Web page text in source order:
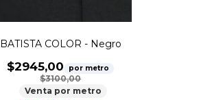
BATISTA COLOR - Negro
$2945,00 por metro
$3100,00
Venta por metro